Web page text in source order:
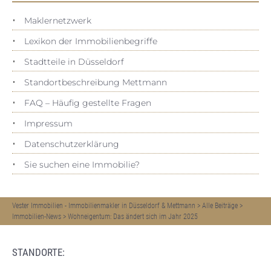
Maklernetzwerk
Lexikon der Immobilienbegriffe
Stadtteile in Düsseldorf
Standortbeschreibung Mettmann
FAQ – Häufig gestellte Fragen
Impressum
Datenschutz­erklärung
Sie suchen eine Immobilie?
Vester Immobilien - Immobilienmakler in Düsseldorf & Mettmann > Alle Beiträge >
Immobilien-News > Wohneigentum: Das ändert sich im Jahr 2025
STANDORTE: